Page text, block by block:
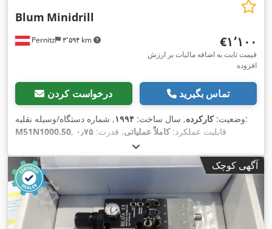
Pernitz ۳٬۵۹۴ km
Blum Minidrill
‎€۱٬۱۰۰
قیمت ثابت به اضافه مالیات بر ارزش
افزوده
درخواست کردن تماس بگیرید
وضعیت:کارکرده, سال ساخت: ۱۹۹۴
, شماره دستگاه/وسیله نقلیه:
M51N1000.50
, قابلیت عملکرد:کاملاً عملیاتی, قدرت: ۰٫۷۵
کیلووات (۱٫۰۲ اسب بخار)
هرتز,
آگهی کوچک